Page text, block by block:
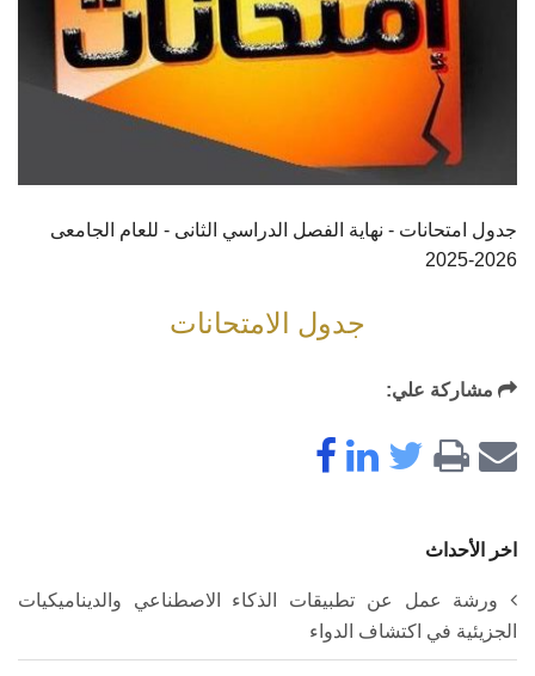
جدول امتحانات - نهاية الفصل الدراسي الثانى - للعام الجامعى
2026-2025
جدول الامتحانات
مشاركة علي:
اخر الأحداث
ورشة عمل عن تطبيقات الذكاء الاصطناعي والديناميكيات
الجزيئية في اكتشاف الدواء